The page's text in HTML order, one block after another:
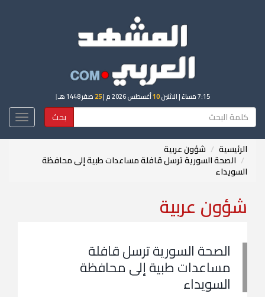
7:15 مساءً | الاثنين10أغسطس 2026 م | 25 صفر 1448 هـ |
بحث
الرئيسية شؤون عربية
الصحة السورية ترسل قافلة مساعدات طبية إلى محافظة
السويداء
شؤون عربية
الصحة السورية ترسل قافلة
مساعدات طبية إلى محافظة
السويداء